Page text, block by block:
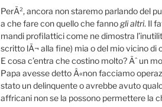
PerÃ², ancora non staremo parlando del
a che fare con quello che fanno gli altri. Il
mandi profilattici come ne dimostra
scritto lÃ¬ alla fine) mia o del mio vicino di
E cosa c’entra che costino molto? Ãˆ un
Papa avesse detto Â«non facciamo
stato un delinquente o avrebbe avuto
affricani non se la possono permettere la